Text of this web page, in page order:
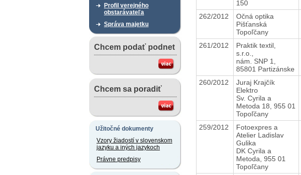
Profil verejného
obstarávateľa
Správa majetku
Chcem podať podnet
Chcem sa poradiť
Užitočné dokumenty
Vzory žiadostí v slovenskom
jazyku a iných jazykoch
Právne predpisy
150
262/2012
Očná optika
Pišťanská
Topoľčany
261/2012
Praktik textil,
s.r.o.,
nám. SNP 1,
85801 Partizánske
260/2012
Juraj Krajčík
Elektro
Sv. Cyrila a
Metoda 18, 955 01
Topoľčany
259/2012
Fotoexpres a
Atelier Ladislav
Gulika
DK Cyrila a
Metoda, 955 01
Topoľčany